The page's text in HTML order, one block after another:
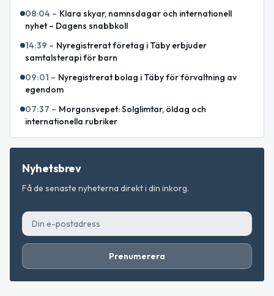
08:04 – Klara skyar, namnsdagar och internationell
nyhet – Dagens snabbkoll
14:39 – Nyregistrerat företag i Täby erbjuder
samtalsterapi för barn
09:01 – Nyregistrerat bolag i Täby för förvaltning av
egendom
07:37 – Morgonsvepet: Solglimtar, öldag och
internationella rubriker
Nyhetsbrev
Få de senaste nyheterna direkt i din inkorg.
Prenumerera